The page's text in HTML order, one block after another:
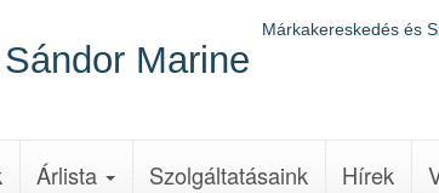
Marine
Márkakereskedés és
Árlista Szolgáltatásaink Hírek